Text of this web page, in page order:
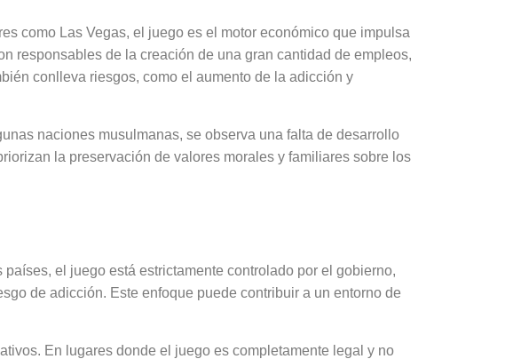
como Las Vegas, el juego es el motor económico que impulsa
responsables de la creación de una gran cantidad de empleos,
conlleva riesgos, como el aumento de la adicción y
naciones musulmanas, se observa una falta de desarrollo
la preservación de valores morales y familiares sobre los
el juego está estrictamente controlado por el gobierno,
de adicción. Este enfoque puede contribuir a un entorno de
En lugares donde el juego es completamente legal y no